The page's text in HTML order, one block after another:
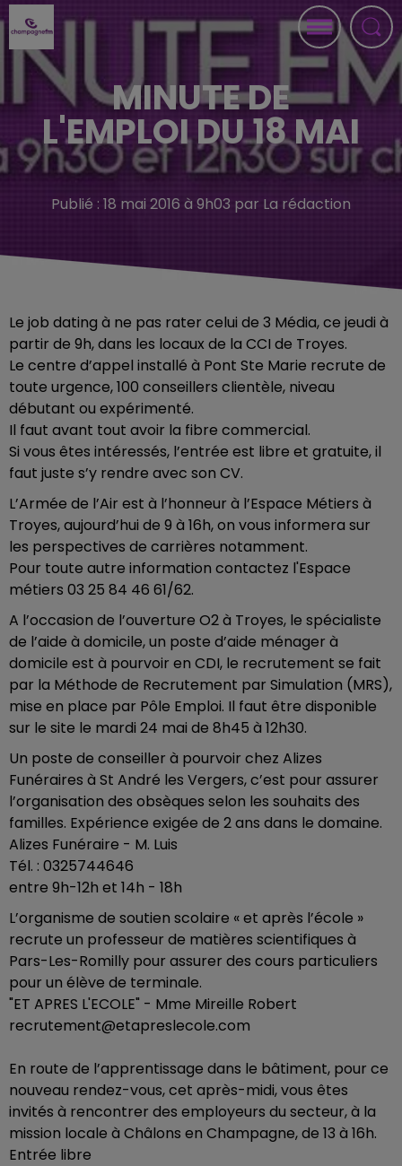
MINUTE DE
L'EMPLOI DU 18 MAI
Publié : 18 mai 2016 à 9h03 par La rédaction
Le job dating à ne pas rater celui de 3 Média, ce jeudi à
partir de 9h, dans les locaux de la CCI de Troyes.
Le centre d’appel installé à Pont Ste Marie recrute de
toute urgence, 100 conseillers clientèle, niveau
débutant ou expérimenté.
Il faut avant tout avoir la fibre commercial.
Si vous êtes intéressés, l’entrée est libre et gratuite, il
faut juste s’y rendre avec son CV.
L’Armée de l’Air est à l’honneur à l’Espace Métiers à
Troyes, aujourd’hui de 9 à 16h, on vous informera sur
les perspectives de carrières notamment.
Pour toute autre information contactez l'Espace
métiers 03 25 84 46 61/62.
A l’occasion de l’ouverture O2 à Troyes, le spécialiste
de l’aide à domicile, un poste d’aide ménager à
domicile est à pourvoir en CDI, le recrutement se fait
par la Méthode de Recrutement par Simulation (MRS),
mise en place par Pôle Emploi. Il faut être disponible
sur le site le mardi 24 mai de 8h45 à 12h30.
Un poste de conseiller à pourvoir chez Alizes
Funéraires à St André les Vergers, c’est pour assurer
l’organisation des obsèques selon les souhaits des
familles. Expérience exigée de 2 ans dans le domaine.
Alizes Funéraire - M. Luis
Tél. : 0325744646
entre 9h-12h et 14h - 18h
L’organisme de soutien scolaire « et après l’école »
recrute un professeur de matières scientifiques à
Pars-Les-Romilly pour assurer des cours particuliers
pour un élève de terminale.
"ET APRES L'ECOLE" - Mme Mireille Robert
recrutement@etapreslecole.com
En route de l’apprentissage dans le bâtiment, pour ce
nouveau rendez-vous, cet après-midi, vous êtes
invités à rencontrer des employeurs du secteur, à la
mission locale à Châlons en Champagne, de 13 à 16h.
Entrée libre